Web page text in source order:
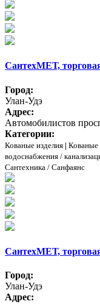
СантехМЕТ,
Город:
Улан-Удэ
Адрес:
Автомобилистов
Категории:
Кованые изделия | Кованые
водоснабжения /
Сантехника / Санфаянс
СантехМЕТ,
Город:
Улан-Удэ
Адрес: